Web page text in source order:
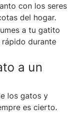
con los seres
del hogar.
a tu gatito
rápido durante
a un
los gatos y
es cierto.